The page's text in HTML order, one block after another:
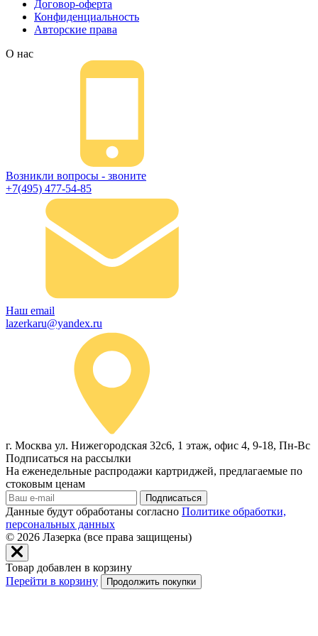
Договор-оферта
Конфиденциальность
Авторские права
О нас
Возникли вопросы - звоните
+7(495) 477-54-85
Наш email
lazerkaru@yandex.ru
г. Москва ул. Нижегородская 32с6, 1 этаж, офис 4, 9-18, Пн-Вс
Подписаться на рассылки
На еженедельные распродажи картриджей, предлагаемые по
стоковым ценам
Подписаться
Данные будут обработаны согласно Политике обработки,
персональных данных
© 2026 Лазерка (все права защищены)
Товар добавлен в корзину
Перейти в корзину
Продолжить покупки